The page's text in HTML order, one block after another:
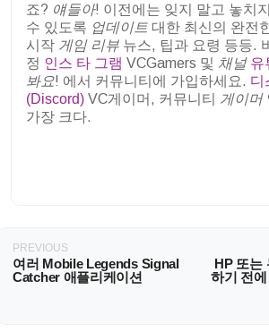
죠? 얘들아! 이전에는 잊지 말고 놓치
수 있도록 업데이트 대한 최신의 완전
시작 게임 리뷰 뉴스, 팁과 요령 등등.
정 인스 타 그램 VCGamers 및 채널 유
봐요! 에서 커뮤니티에 가입하세요. 디
(Discord) VC게이머, 커뮤니티 게이머
가장 크다.
PREVIOUS
여러 Mobile Legends Signal
Catcher 애플리케이션
HP 또는
하기 전